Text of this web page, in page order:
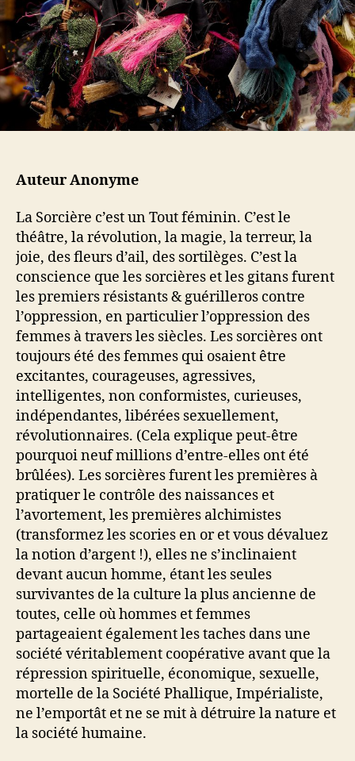
a
r
t
i
c
l
e
t
i
c
l
e
t
e
W
.
I
.
T
.
Auteur Anonyme
La Sorcière c’est un Tout féminin. C’est le
théâtre, la révolution, la magie, la terreur, la
joie, des fleurs d’ail, des sortilèges. C’est la
conscience que les sorcières et les gitans furent
les premiers résistants & guérilleros contre
l’oppression, en particulier l’oppression des
femmes à travers les siècles. Les sorcières ont
toujours été des femmes qui osaient être
excitantes, courageuses, agressives,
intelligentes, non conformistes, curieuses,
indépendantes, libérées sexuellement,
révolutionnaires. (Cela explique peut-être
pourquoi neuf millions d’entre-elles ont été
brûlées). Les sorcières furent les premières à
pratiquer le contrôle des naissances et
l’avortement, les premières alchimistes
(transformez les scories en or et vous dévaluez
la notion d’argent !), elles ne s’inclinaient
devant aucun homme, étant les seules
survivantes de la culture la plus ancienne de
toutes, celle où hommes et femmes
partageaient également les taches dans une
société véritablement coopérative avant que la
répression spirituelle, économique, sexuelle,
mortelle de la Société Phallique, Impérialiste,
ne l’emportât et ne se mit à détruire la nature et
la société humaine.